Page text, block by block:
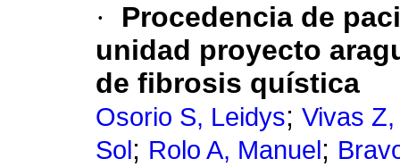
·
Procedencia de
unidad proyecto
de fibrosis quística
Osorio S, Leidys; Vivas
Sol ; Rolo A, Manuel ;